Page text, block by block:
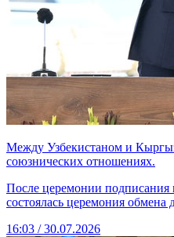
Между Узбекистаном и
союзнических отношениях.
После церемонии подписания
состоялась церемония
16:03 / 30.07.2026